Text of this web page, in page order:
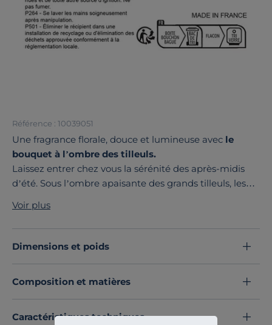
Référence : 10039051
Une fragrance florale, douce et lumineuse avec le
bouquet à l’ombre des tilleuls.
Laissez entrer chez vous la sérénité des après-midis
d’été. Sous l’ombre apaisante des grands tilleuls, les
fraîcheur des tulipes et au caractère profond du
de Gaïac. Un parfum qui évoque l’authenticité des
moments simples et le bonheur des souvenirs
bouquet parfumé diffuse en continu une senteur
subtile et raffinée. Ses tiges en rotin libèrent
délicatement les effluves pour uneatmosphère
Voir plus
Dimensions et poids
Composition et matières
Caractéristiques techniques